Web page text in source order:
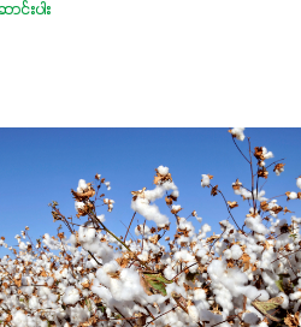
င်းပါး